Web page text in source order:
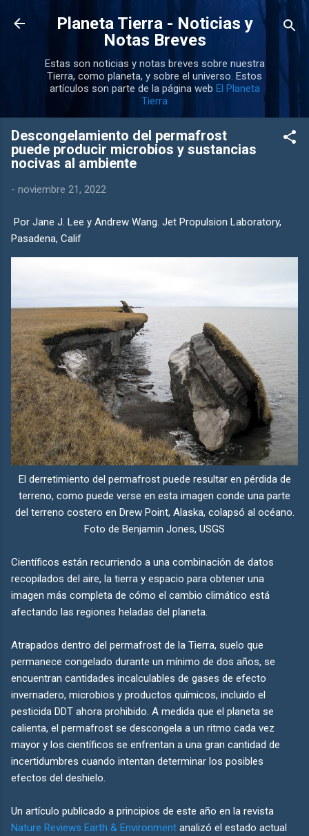
Ir al contenido principal
Planeta Tierra - Noticias y
Notas Breves
Estas son noticias y notas breves sobre nuestra
Tierra, como planeta, y sobre el universo. Estos
artículos son parte de la página web El Planeta
Tierra
Descongelamiento del permafrost
puede producir microbios y sustancias
nocivas al ambiente
- noviembre 21, 2022
Por Jane J. Lee y Andrew Wang. Jet Propulsion Laboratory,
Pasadena, Calif
El derretimiento del permafrost puede resultar en pérdida de
terreno, como puede verse en esta imagen conde una parte
del terreno costero en Drew Point, Alaska, colapsó al océano.
Foto de Benjamin Jones, USGS
Científicos están recurriendo a una combinación de datos
recopilados del aire, la tierra y espacio para obtener una
imagen más completa de cómo el cambio climático está
afectando las regiones heladas del planeta.
Atrapados dentro del permafrost de la Tierra, suelo que
permanece congelado durante un mínimo de dos años, se
encuentran cantidades incalculables de gases de efecto
invernadero, microbios y productos químicos, incluido el
pesticida DDT ahora prohibido. A medida que el planeta se
calienta, el permafrost se descongela a un ritmo cada vez
mayor y los científicos se enfrentan a una gran cantidad de
incertidumbres cuando intentan determinar los posibles
efectos del deshielo.
Un artículo publicado a principios de este año en la revista
Nature Reviews Earth & Environment analizó el estado actual